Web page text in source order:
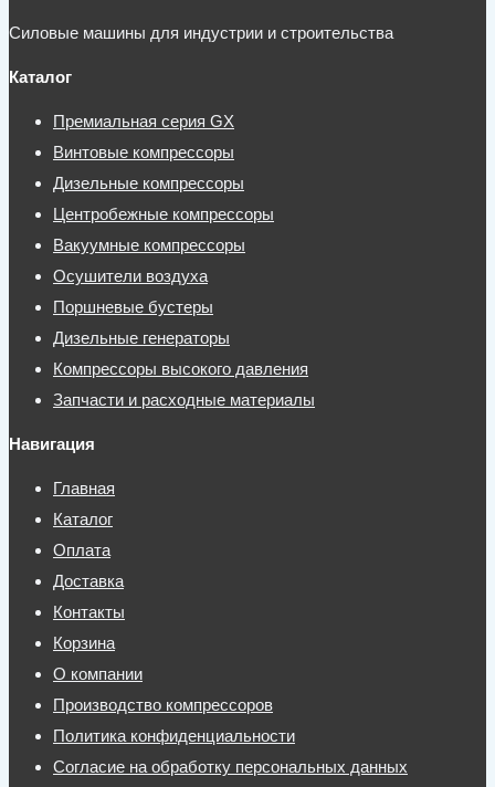
товара.
Силовые машины для индустрии и строительства
Каталог
Премиальная серия GX
Винтовые компрессоры
Дизельные компрессоры
Центробежные компрессоры
Вакуумные компрессоры
Осушители воздуха
Поршневые бустеры
Дизельные генераторы
Компрессоры высокого давления
Запчасти и расходные материалы
Навигация
Главная
Каталог
Оплата
Доставка
Контакты
Корзина
О компании
Производство компрессоров
Политика конфиденциальности
Согласие на обработку персональных данных